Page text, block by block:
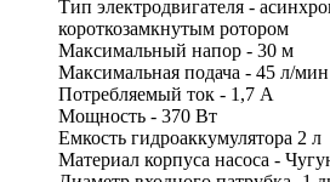
Тип электродвигателя -
короткозамкнутым ротором
Максимальный напор - 30 м
Максимальная подача - 45 л/мин
Потребляемый ток - 1,7 А
Мощность - 370 Вт
Емкость гидроаккумулятора 2 л
Материал корпуса насоса -